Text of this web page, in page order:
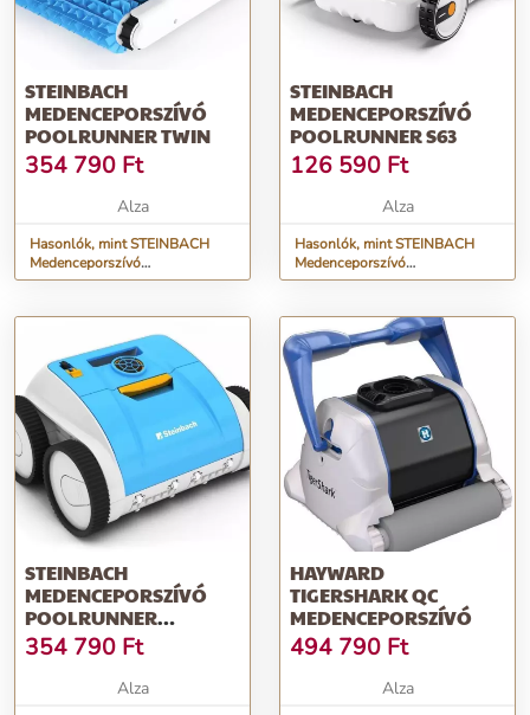
STEINBACH
MEDENCEPORSZÍVÓ
POOLRUNNER TWIN
354 790 Ft
Alza
Hasonlók, mint STEINBACH
Medenceporszívó
POOLRUNNER Twin
STEINBACH
MEDENCEPORSZÍVÓ
POOLRUNNER S63
126 590 Ft
Alza
Hasonlók, mint STEINBACH
Medenceporszívó
POOLRUNNER S63
STEINBACH
MEDENCEPORSZÍVÓ
POOLRUNNER
BATTERY PRO
354 790 Ft
Alza
HAYWARD
TIGERSHARK QC
MEDENCEPORSZÍVÓ
494 790 Ft
Alza